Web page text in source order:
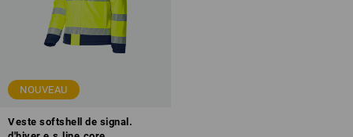
NOUVEAU
Veste softshell de signal.